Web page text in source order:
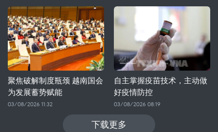
聚焦破解制度瓶颈 越南国会
为发展蓄势赋能
03/08/2026 11:32
自主掌握疫苗技术，主动做
好疫情防控
03/08/2026 08:19
下载更多